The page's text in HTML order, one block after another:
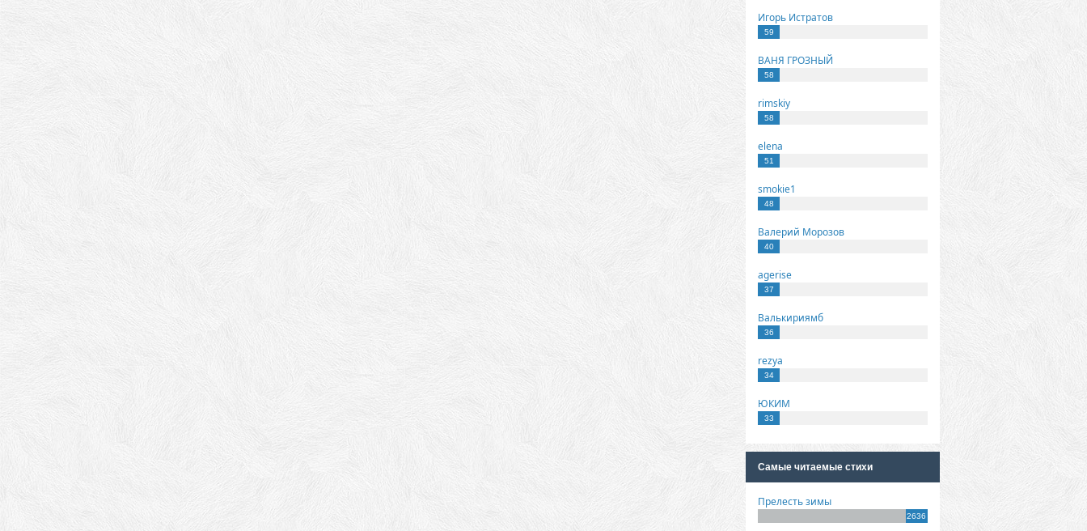
Игорь Истратов
59
ВАНЯ ГРОЗНЫЙ
58
rimskiy
58
elena
51
smokie1
48
Валерий Морозов
40
agerise
37
Валькириямб
36
rezya
34
ЮКИМ
33
Самые читаемые стихи
Прелесть зимы
2636